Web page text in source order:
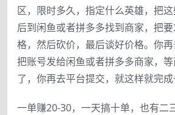
区，限时多久，指定什么英雄，把
后到闲鱼或者拼多多找到商家，把
格，然后砍价，最后谈好价格。你再
把账号发给闲鱼或者拼多多商家，
了，你再去平台提交，就这样就完成
一单赚20-30，一天搞十单，也有二